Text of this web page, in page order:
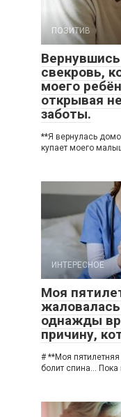
ПОЗИТИВ
свекровь,
моего
открывая
заботы.
**Я вернулась
купает моего
ИНТЕРЕСНОЕ
Моя
однажды
причину,
# **Моя пятилетняя
болит спина… Пока